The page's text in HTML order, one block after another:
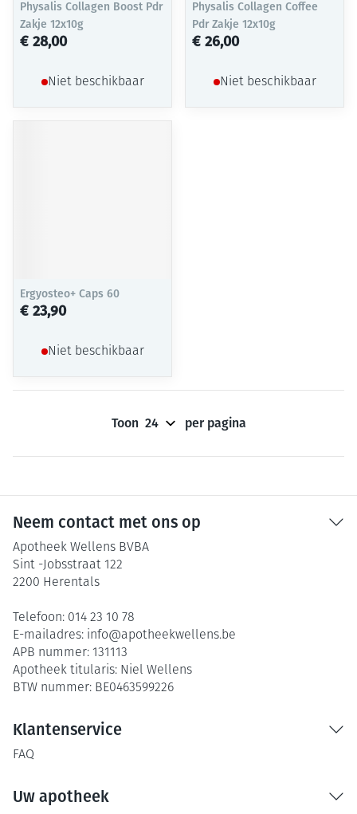
Physalis Collagen Boost Pdr
Zakje 12x10g
€ 28,00
Niet beschikbaar
Physalis Collagen Coffee
Pdr Zakje 12x10g
€ 26,00
Niet beschikbaar
Ergyosteo+ Caps 60
€ 23,90
Niet beschikbaar
Toon per pagina
Neem contact met ons op
Apotheek Wellens BVBA
Sint -Jobsstraat 122
2200 Herentals
Telefoon: 014 23 10 78
E-mailadres: info@apotheekwellens.be
APB nummer: 131113
Apotheek titularis: Niel Wellens
BTW nummer: BE0463599226
Klantenservice
FAQ
Uw apotheek